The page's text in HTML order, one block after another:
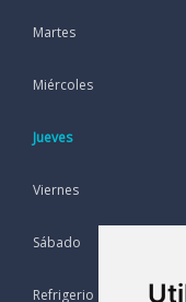
Martes
Miércoles
Jueves
Viernes
Sábado
Refrigerio